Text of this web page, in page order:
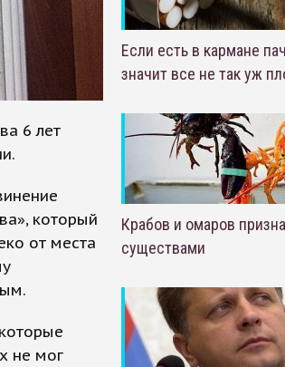
6 лет
который
от места
не мог
Если есть в кармане
значит все не так уж
Крабов и омаров
существами